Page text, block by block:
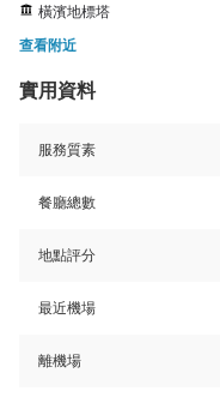
橫濱地標塔
查看附近
實用資料
服務質素
餐廳總數
地點評分
最近機場
離機場